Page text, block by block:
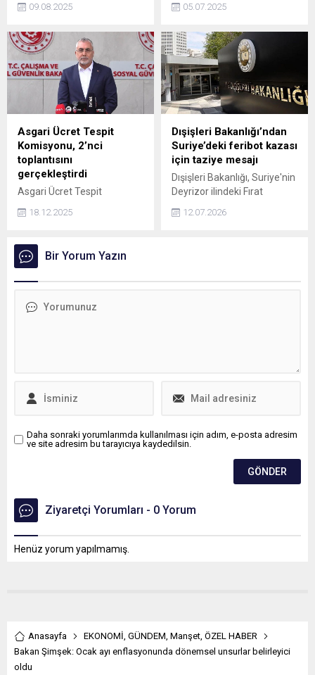
araya geldi.
09.08.2025
Özdemir ve beraberindeki
05.07.2025
Asgari Ücret Tespit
Komisyonu, 2’nci
toplantısını
gerçekleştirdi
Asgari Ücret Tespit
geçerli olacak asgari ücretin
toplantısını Çalışma ve
Sosyal Güvenlik
kesiminin taleplerini
hem de işçilerimizin refahını
18.12.2025
Dışişleri Bakanlığı’ndan
Suriye’deki feribot kazası
için taziye mesajı
Dışişleri Bakanlığı, Suriye'nin
Deyrizor ilindeki Fırat
feribot kazasında yaşamını
12.07.2026
Bir Yorum Yazın
Daha sonraki yorumlarımda kullanılması için adım, e-posta adresim
ve site adresim bu tarayıcıya kaydedilsin.
Ziyaretçi Yorumları - 0 Yorum
Henüz yorum yapılmamış.
Anasayfa EKONOMİ, GÜNDEM, Manşet, ÖZEL HABER
Bakan Şimşek: Ocak ayı enflasyonunda dönemsel unsurlar belirleyici
oldu